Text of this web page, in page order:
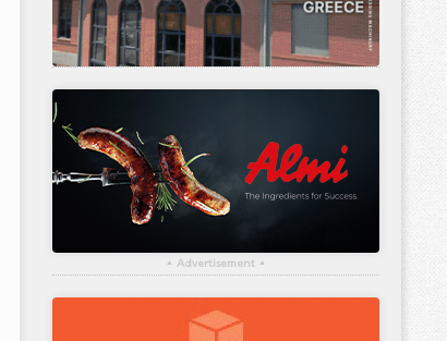
▴ Advertisement ▴